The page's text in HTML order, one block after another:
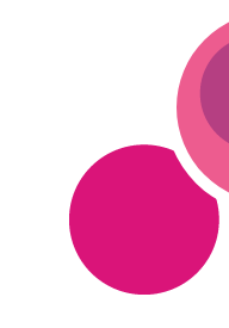
A
c
c
e
i
A
e